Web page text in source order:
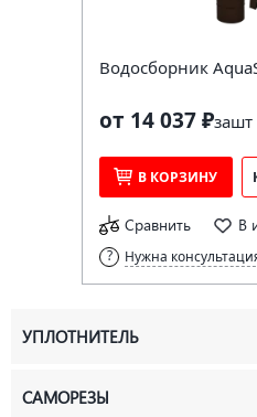
Водосборник
от 14 037 ₽зашт
В КОРЗИНУ
Сравнить В
Нужна
УПЛОТНИТЕЛЬ
САМОРЕЗЫ